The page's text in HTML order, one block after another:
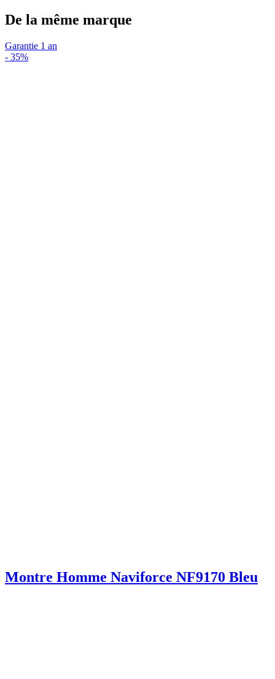
De la même marque
Garantie 1 an
- 35%
Montre Homme Naviforce NF9170 Bleu